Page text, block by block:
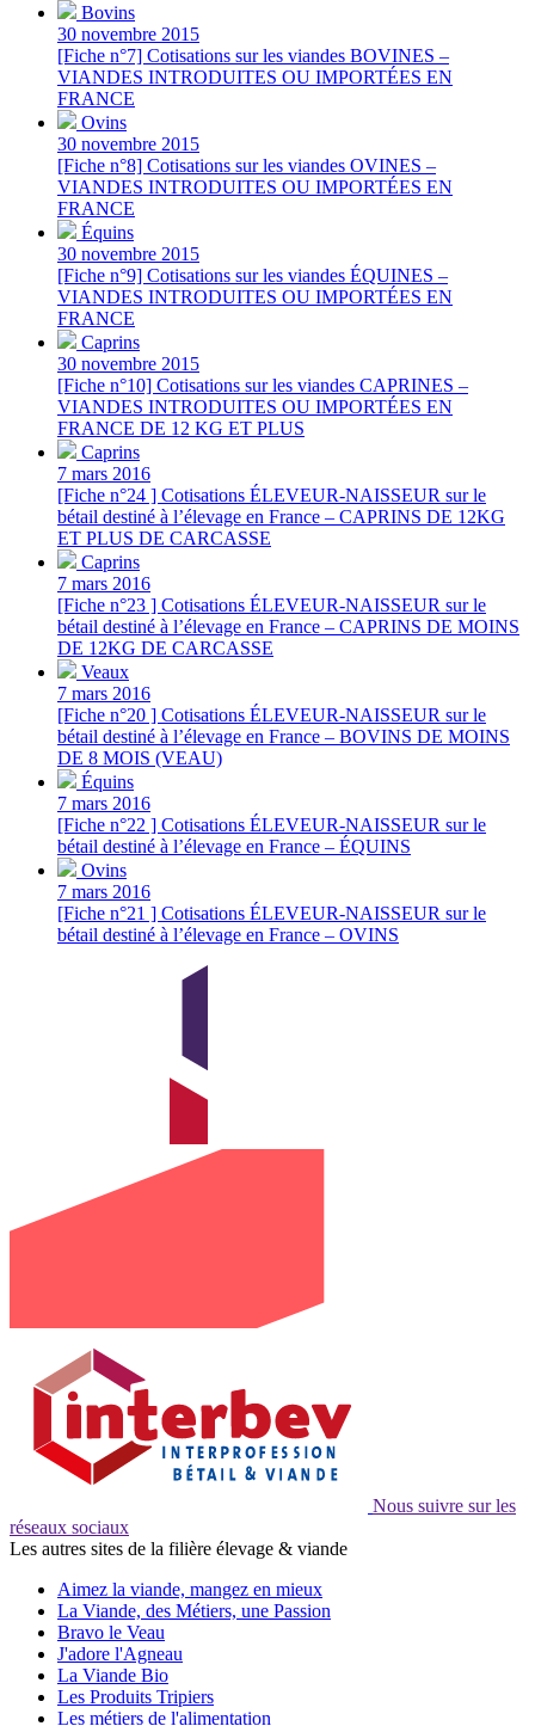
Bovins
30 novembre 2015
[Fiche n°7] Cotisations sur les viandes BOVINES –
VIANDES INTRODUITES OU IMPORTÉES EN
FRANCE
Ovins
30 novembre 2015
[Fiche n°8] Cotisations sur les viandes OVINES –
VIANDES INTRODUITES OU IMPORTÉES EN
FRANCE
Équins
30 novembre 2015
[Fiche n°9] Cotisations sur les viandes ÉQUINES –
VIANDES INTRODUITES OU IMPORTÉES EN
FRANCE
Caprins
30 novembre 2015
[Fiche n°10] Cotisations sur les viandes CAPRINES –
VIANDES INTRODUITES OU IMPORTÉES EN
FRANCE DE 12 KG ET PLUS
Caprins
7 mars 2016
[Fiche n°24 ] Cotisations ÉLEVEUR-NAISSEUR sur le
bétail destiné à l’élevage en France – CAPRINS DE 12KG
ET PLUS DE CARCASSE
Caprins
7 mars 2016
[Fiche n°23 ] Cotisations ÉLEVEUR-NAISSEUR sur le
bétail destiné à l’élevage en France – CAPRINS DE MOINS
DE 12KG DE CARCASSE
Veaux
7 mars 2016
[Fiche n°20 ] Cotisations ÉLEVEUR-NAISSEUR sur le
bétail destiné à l’élevage en France – BOVINS DE MOINS
DE 8 MOIS (VEAU)
Équins
7 mars 2016
[Fiche n°22 ] Cotisations ÉLEVEUR-NAISSEUR sur le
bétail destiné à l’élevage en France – ÉQUINS
Ovins
7 mars 2016
[Fiche n°21 ] Cotisations ÉLEVEUR-NAISSEUR sur le
bétail destiné à l’élevage en France – OVINS
Nous suivre sur les
réseaux sociaux
Les autres sites de la filière élevage & viande
Aimez la viande, mangez en mieux
La Viande, des Métiers, une Passion
Bravo le Veau
J'adore l'Agneau
La Viande Bio
Les Produits Tripiers
Les métiers de l'alimentation